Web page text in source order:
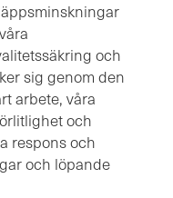
och
sig genom den
arbete, våra
och
respons och
och löpande